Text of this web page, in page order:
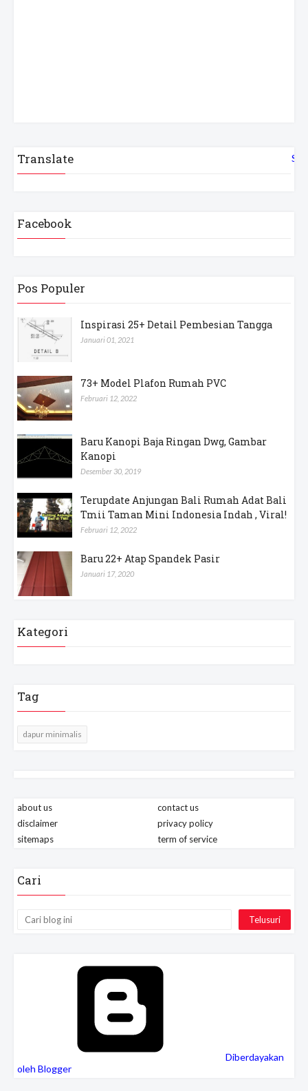
Translate
Facebook
Pos Populer
Inspirasi 25+ Detail Pembesian Tangga
Januari 01, 2021
73+ Model Plafon Rumah PVC
Februari 12, 2022
Baru Kanopi Baja Ringan Dwg, Gambar
Kanopi
Desember 30, 2019
Terupdate Anjungan Bali Rumah Adat Bali
Tmii Taman Mini Indonesia Indah , Viral!
Februari 12, 2022
Baru 22+ Atap Spandek Pasir
Januari 17, 2020
Kategori
Tag
dapur minimalis
about us
contact us
disclaimer
privacy policy
sitemaps
term of service
Cari
Diberdayakan
oleh Blogger